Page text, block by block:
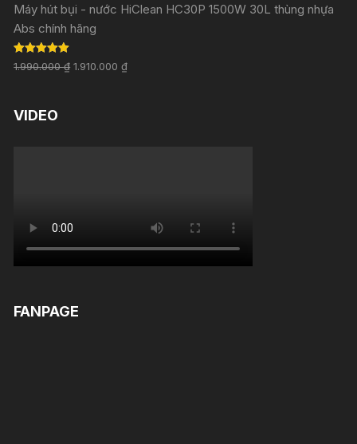
Máy hút bụi - nước HiClean HC30P 1500W 30L thùng nhựa
Abs chính hãng
Rated 5.00
out of 5
1.990.000₫ 1.910.000₫
VIDEO
FANPAGE